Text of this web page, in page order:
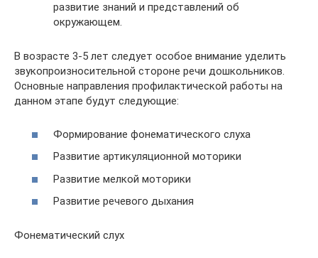
развитие знаний и представлений об
окружающем.
В возрасте 3-5 лет следует особое внимание уделить
звукопроизносительной стороне речи дошкольников.
Основные направления профилактической работы на
данном этапе будут следующие:
Формирование фонематического слуха
Развитие артикуляционной моторики
Развитие мелкой моторики
Развитие речевого дыхания
Фонематический слух